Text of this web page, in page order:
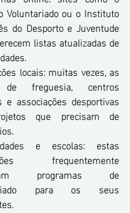
Voluntariado ou o Instituto
do Desporto e Juventude
listas atualizadas de
locais: muitas vezes, as
freguesia, centros
e associações desportivas
que precisam de
e escolas: estas
frequentemente
programas de
para os seus